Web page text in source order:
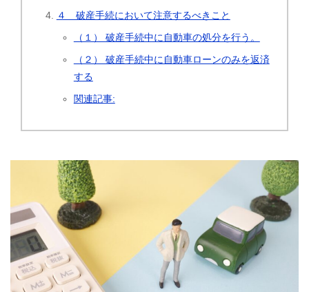
４ 破産手続において注意するべきこと
（１） 破産手続中に自動車の処分を行う。
（２） 破産手続中に自動車ローンのみを返済
する
関連記事: